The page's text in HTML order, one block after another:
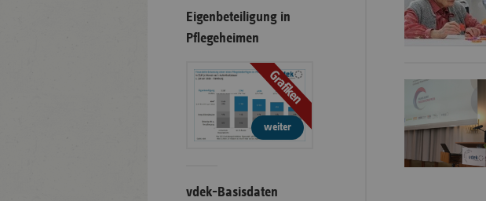
Eigenbeteiligung in
Pflegeheimen
Grafiken
weiter
vdek-Basisdaten